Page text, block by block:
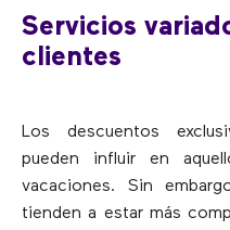
Servicios
clientes
Los descuentos
pueden influir en
vacaciones. Sin
tienden a estar más